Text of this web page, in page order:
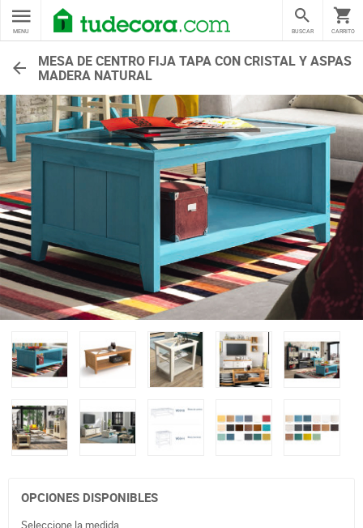
MENU CARRITO
BUSCAR
MESA DE CENTRO FIJA TAPA CON CRISTAL Y ASPAS
MADERA NATURAL
OPCIONES DISPONIBLES
Seleccione la medida